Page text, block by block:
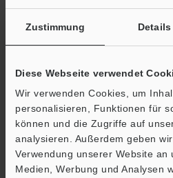
Zustimmung Details
Diese Webseite verwendet
Wir verwenden Cookies, um
personalisieren, Funktionen für
können und die Zugriffe auf
analysieren. Außerdem geben
Verwendung unserer Website
Medien, Werbung und Analysen
Andere Modelle
Technische Leitfäden
Datenblatt (PDF)
CAD / CAE
Handbücher